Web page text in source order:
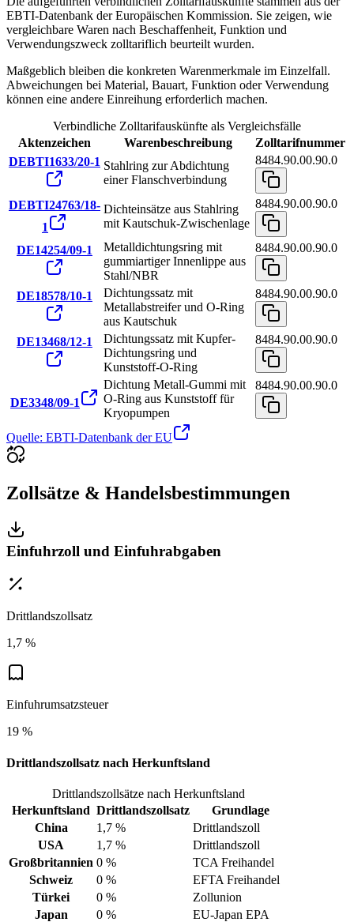
EBTI-Datenbank der Europäischen Kommission. Sie zeigen, wie
vergleichbare Waren nach Beschaffenheit, Funktion und
Verwendungszweck zolltariflich beurteilt wurden.
Maßgeblich bleiben die konkreten Warenmerkmale im Einzelfall.
Abweichungen bei Material, Bauart, Funktion oder Verwendung
können eine andere Einreihung erforderlich machen.
Verbindliche Zolltarifauskünfte als Vergleichsfälle
Aktenzeichen
Warenbeschreibung
Zolltarifnummer
DEBTI1633/20-1 Stahlring zur Abdichtung
einer Flanschverbindung
8484.90.00.90.0
DEBTI24763/18-
1
Dichteinsätze aus Stahlring
mit Kautschuk-Zwischenlage
8484.90.00.90.0
DE14254/09-1
Metalldichtungsring mit
gummiartiger Innenlippe aus
Stahl/NBR
8484.90.00.90.0
DE18578/10-1
Dichtungssatz mit
Metallabstreifer und O-Ring
aus Kautschuk
8484.90.00.90.0
DE13468/12-1
Dichtungssatz mit Kupfer-
Dichtungsring und
Kunststoff-O-Ring
8484.90.00.90.0
DE3348/09-1
Dichtung Metall-Gummi mit
O-Ring aus Kunststoff für
Kryopumpen
8484.90.00.90.0
Quelle: EBTI-Datenbank der EU
Zollsätze & Handelsbestimmungen
Einfuhrzoll und Einfuhrabgaben
Drittlandszollsatz
1,7 %
Einfuhrumsatzsteuer
19 %
Drittlandszollsatz nach Herkunftsland
Drittlandszollsätze nach Herkunftsland
Herkunftsland Drittlandszollsatz
Grundlage
China
1,7 %
Drittlandszoll
USA
1,7 %
Drittlandszoll
Großbritannien 0 %
TCA Freihandel
Schweiz
0 %
EFTA Freihandel
Türkei
0 %
Zollunion
Japan
0 %
EU-Japan EPA